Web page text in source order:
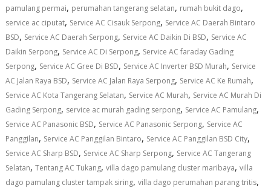
pamulang permai, perumahan tangerang selatan, rumah bukit dago,
service ac ciputat, Service AC Cisauk Serpong, Service AC Daerah Bintaro
BSD, Service AC Daerah Serpong, Service AC Daikin Di BSD, Service AC
Daikin Serpong, Service AC Di Serpong, Service AC faraday Gading
Serpong, Service AC Gree Di BSD, Service AC Inverter BSD Murah, Service
AC Jalan Raya BSD, Service AC Jalan Raya Serpong, Service AC Ke Rumah,
Service AC Kota Tangerang Selatan, Service AC Murah, Service AC Murah Di
Gading Serpong, service ac murah gading serpong, Service AC Pamulang,
Service AC Panasonic BSD, Service AC Panasonic Serpong, Service AC
Panggilan, Service AC Panggilan Bintaro, Service AC Panggilan BSD City,
Service AC Sharp BSD, Service AC Sharp Serpong, Service AC Tangerang
Selatan,Tentang AC Tukang,villa dago pamulang cluster maribaya,villa
dago pamulang cluster tampak siring,villa dago perumahan parang tritis,